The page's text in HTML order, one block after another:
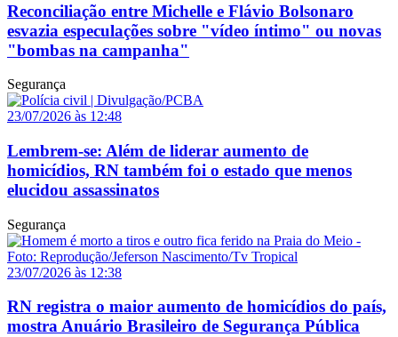
Reconciliação entre Michelle e Flávio Bolsonaro
esvazia especulações sobre "vídeo íntimo" ou novas
"bombas na campanha"
Segurança
23/07/2026 às 12:48
Lembrem-se: Além de liderar aumento de
homicídios, RN também foi o estado que menos
elucidou assassinatos
Segurança
23/07/2026 às 12:38
RN registra o maior aumento de homicídios do país,
mostra Anuário Brasileiro de Segurança Pública